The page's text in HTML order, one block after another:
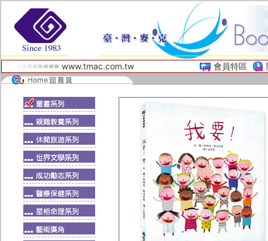
www.tmac.com.tw 會員特區